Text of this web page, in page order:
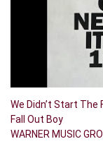
We Didn’t Start The
Fall Out Boy
WARNER MUSIC